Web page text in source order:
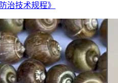
治技术规程》